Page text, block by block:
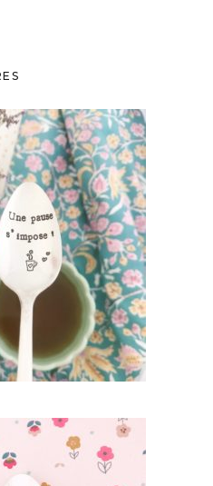
VINTAGE : UNE
S’IMPOSE !
€
AU PANIER